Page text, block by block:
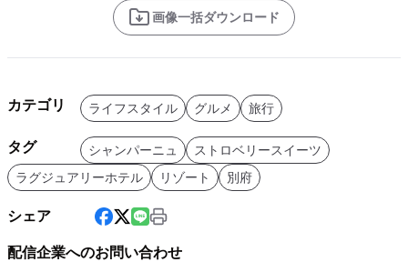
画像一括ダウンロード
カテゴリ ライフスタイル グルメ 旅行
タグ シャンパーニュ
ストロベリースイーツ
ラグジュアリーホテル
リゾート 別府
シェア
配信企業へのお問い合わせ